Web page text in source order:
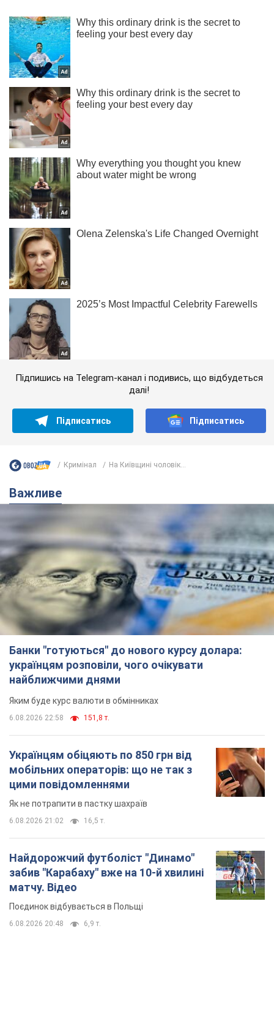
Підпишись на Telegram-канал і подивись, що відбудеться
далі!
Підписатись Підписатись
Кримінал На Київщині чоловік...
Важливе
Банки "готуються" до нового курсу долара:
українцям розповіли, чого очікувати
найближчими днями
Яким буде курс валюти в обмінниках
6.08.2026 22:58 151,8 т.
Українцям обіцяють по 850 грн від
мобільних операторів: що не так з
цими повідомленнями
Як не потрапити в пастку шахраїв
6.08.2026 21:02 16,5 т.
Найдорожчий футболіст "Динамо"
забив "Карабаху" вже на 10-й хвилині
матчу. Відео
Поєдинок відбувається в Польщі
6.08.2026 20:48 6,9 т.